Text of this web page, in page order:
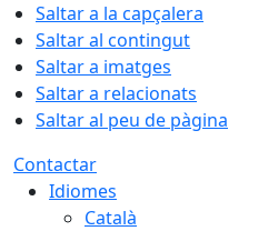
Saltar a la capçalera
Saltar al contingut
Saltar a imatges
Saltar a relacionats
Saltar al peu de pàgina
Contactar
Idiomes
Català